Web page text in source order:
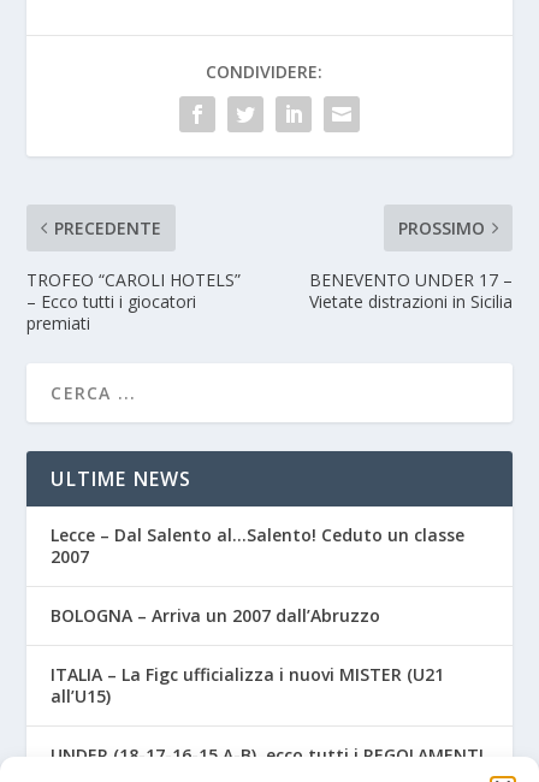
CONDIVIDERE:
PRECEDENTE
TROFEO “CAROLI HOTELS”
– Ecco tutti i giocatori
premiati
PROSSIMO
BENEVENTO UNDER 17 –
Vietate distrazioni in Sicilia
ULTIME NEWS
Lecce – Dal Salento al…Salento! Ceduto un classe
2007
BOLOGNA – Arriva un 2007 dall’Abruzzo
ITALIA – La Figc ufficializza i nuovi MISTER (U21
all’U15)
UNDER (18-17-16-15 A-B), ecco tutti i REGOLAMENTI